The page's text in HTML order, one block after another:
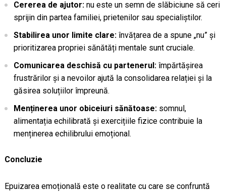
Cererea de ajutor:nu este un semn de slăbiciune să ceri
sprijin din partea familiei, prietenilor sau specialiștilor.
Stabilirea unor limite clare:învățarea de a spune „nu” și
prioritizarea propriei sănătăți mentale sunt cruciale.
Comunicarea deschisă cu partenerul:împărtășirea
frustrărilor și a nevoilor ajută la consolidarea relației și la
găsirea soluțiilor împreună.
Menținerea unor obiceiuri sănătoase:somnul,
alimentația echilibrată și exercițiile fizice contribuie la
menținerea echilibrului emoțional.
Concluzie
Epuizarea emoțională este o realitate cu care se confruntă